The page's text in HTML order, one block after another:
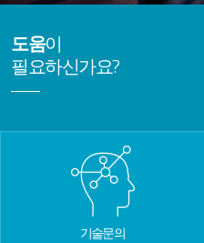
도움이
필요하신가요?
기술문의